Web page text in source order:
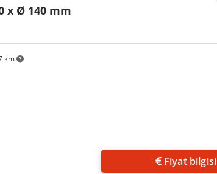
km
x Ø 140 mm
Fiyat bilgisi